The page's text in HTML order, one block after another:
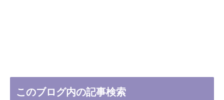
このブログ内の記事検索